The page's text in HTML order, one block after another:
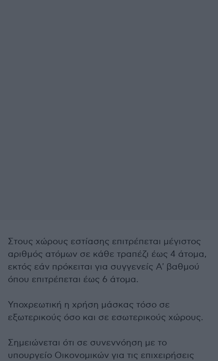
Στους χώρους εστίασης επιτρέπεται μέγιστος
αριθμός ατόμων σε κάθε τραπέζι έως 4 άτομα,
εκτός εάν πρόκειται για συγγενείς Α' βαθμού
όπου επιτρέπεται έως 6 άτομα.
Υποχρεωτική η χρήση μάσκας τόσο σε
εξωτερικούς όσο και σε εσωτερικούς χώρους.
Σημειώνεται ότι σε συνεννόηση με το
υπουργείο Οικονομικών για τις επιχειρήσεις